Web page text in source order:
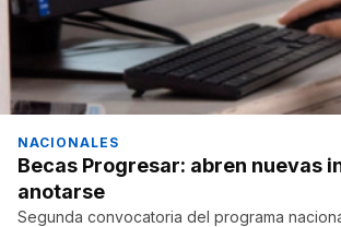
NACIONALES
Becas Progresar: abren nuevas
anotarse
Segunda convocatoria del programa